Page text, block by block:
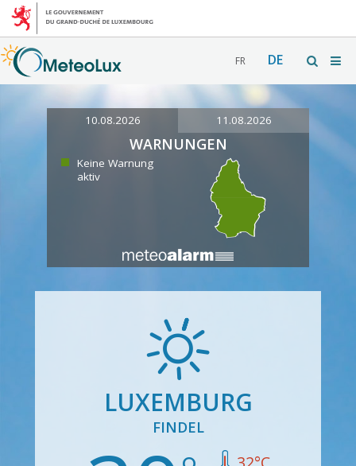
FR DE
10.08.2026 11.08.2026
WARNUNGEN
Keine Warnung
aktiv
LUXEMBURG
FINDEL